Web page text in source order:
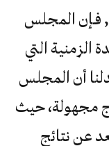
فـإن المجلس
الزمنية التي
أن المجلس
مجهولة، حيث
عن نتائج